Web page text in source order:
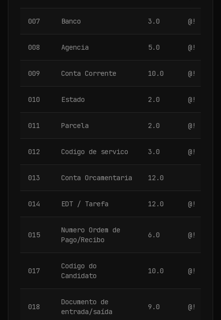
007 Banco 3.0 @!
008 Agencia 5.0 @!
009 Conta Corrente 10.0 @!
010 Estado 2.0 @!
011 Parcela 2.0 @!
012 Codigo de servico 3.0 @!
013 Conta Orcamentaria 12.0
014 EDT / Tarefa 12.0 @!
015
Numero Ordem de
Pago/Recibo
6.0 @!
017
Codigo do
Candidato
10.0 @!
018
Documento de
entrada/saída
9.0 @!